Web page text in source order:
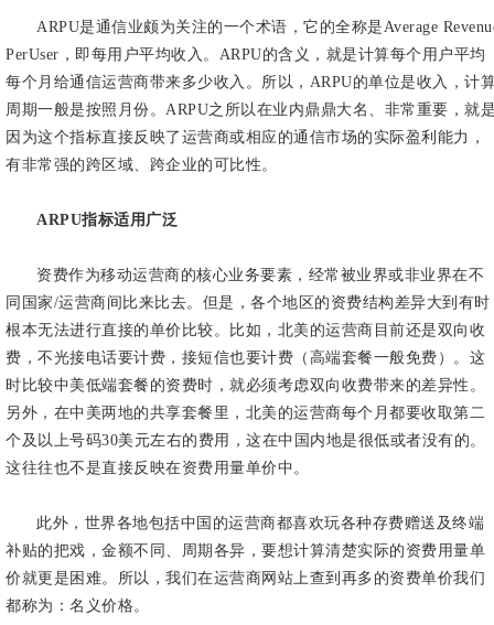
ARPU是通信业颇为关注的一个术语，它的全称是Average
PerUser，即每用户平均收入。ARPU的含义，就是计算每个用户平均
每个月给通信运营商带来多少收入。所以，ARPU的单位是收入，计
周期一般是按照月份。ARPU之所以在业内鼎鼎大名、非常重要，就
因为这个指标直接反映了运营商或相应的通信市场的实际盈利能力，
有非常强的跨区域、跨企业的可比性。
ARPU指标适用广泛
资费作为移动运营商的核心业务要素，经常被业界或非业界在不
同国家/运营商间比来比去。但是，各个地区的资费结构差异大到有时
根本无法进行直接的单价比较。比如，北美的运营商目前还是双向收
费，不光接电话要计费，接短信也要计费（高端套餐一般免费）。这
时比较中美低端套餐的资费时，就必须考虑双向收费带来的差异性。
另外，在中美两地的共享套餐里，北美的运营商每个月都要收取第二
个及以上号码30美元左右的费用，这在中国内地是很低或者没有的。
这往往也不是直接反映在资费用量单价中。
此外，世界各地包括中国的运营商都喜欢玩各种存费赠送及终端
补贴的把戏，金额不同、周期各异，要想计算清楚实际的资费用量单
价就更是困难。所以，我们在运营商网站上查到再多的资费单价我们
都称为：名义价格。